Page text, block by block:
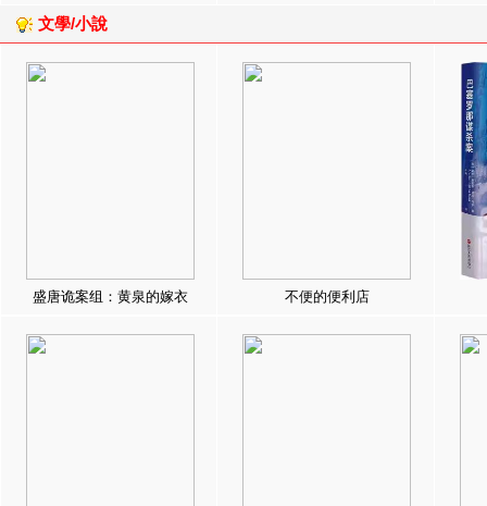
文學/小說
盛唐诡案组：黄泉的嫁衣 不便的便利店